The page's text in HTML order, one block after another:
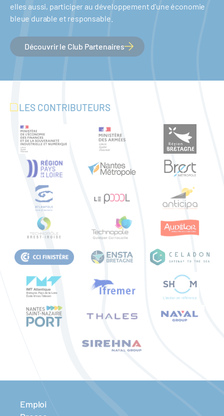
elles aussi, participer au développement d'une économie
bleue durable et responsable.
Découvrir le Club Partenaires
LES CONTRIBUTEURS
Emploi